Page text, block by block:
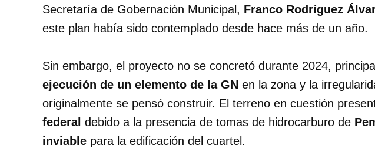
Secretaría de Gobernación Municipal, Franco Rodríguez
este plan había sido contemplado desde hace más de un año.
Sin embargo, el proyecto no se concretó durante 2024,
ejecución de un elemento de la GN en la zona y la
originalmente se pensó construir. El terreno en cuestión
federal debido a la presencia de tomas de hidrocarburo de
inviable para la edificación del cuartel.